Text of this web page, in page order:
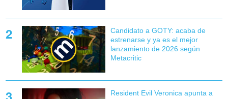
Candidato a GOTY: acaba de
estrenarse y ya es el mejor
lanzamiento de 2026 según
Metacritic
Resident Evil Veronica apunta a